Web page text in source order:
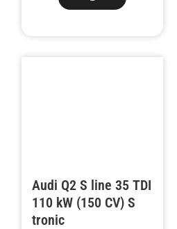
Audi Q2 S line 35 TDI
110 kW (150 CV) S
tronic